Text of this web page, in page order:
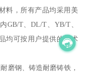
料，所有产品均采用美
GB/T、DL/T、YB/T、
均可按用户提供的技术
磨钢、铸造耐磨铸铁，